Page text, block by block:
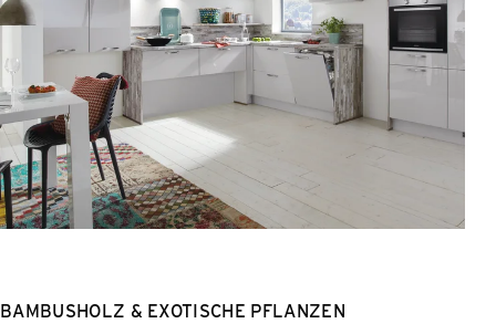
BAMBUSHOLZ & EXOTISCHE PFLANZEN